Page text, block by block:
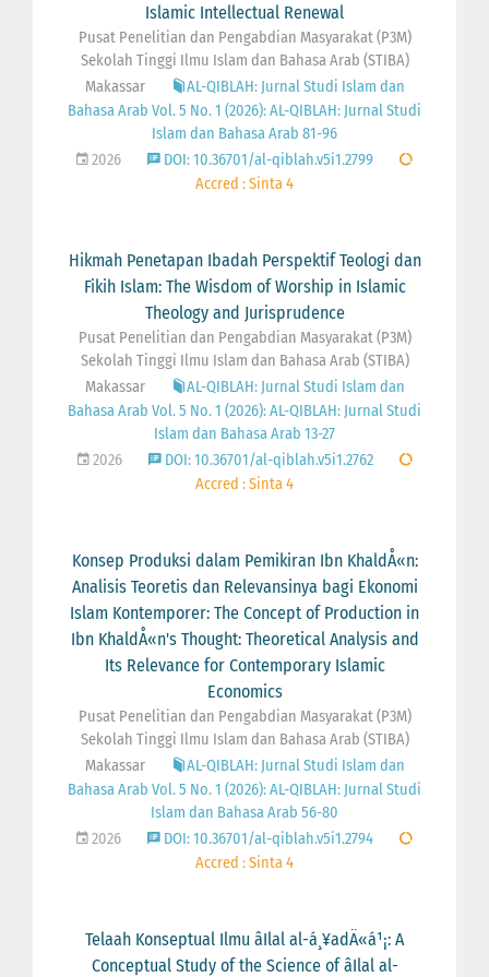
Islamic Intellectual Renewal
Pusat Penelitian dan Pengabdian Masyarakat (P3M)
Sekolah Tinggi Ilmu Islam dan Bahasa Arab (STIBA)
Makassar
AL-QIBLAH: Jurnal Studi Islam dan
Bahasa Arab Vol. 5 No. 1 (2026): AL-QIBLAH: Jurnal Studi
Islam dan Bahasa Arab 81-96
2026
DOI: 10.36701/al-qiblah.v5i1.2799
Accred : Sinta 4
Hikmah Penetapan Ibadah Perspektif Teologi dan
Fikih Islam: The Wisdom of Worship in Islamic
Theology and Jurisprudence
Pusat Penelitian dan Pengabdian Masyarakat (P3M)
Sekolah Tinggi Ilmu Islam dan Bahasa Arab (STIBA)
Makassar
AL-QIBLAH: Jurnal Studi Islam dan
Bahasa Arab Vol. 5 No. 1 (2026): AL-QIBLAH: Jurnal Studi
Islam dan Bahasa Arab 13-27
2026
DOI: 10.36701/al-qiblah.v5i1.2762
Accred : Sinta 4
Konsep Produksi dalam Pemikiran Ibn KhaldÅ«n:
Analisis Teoretis dan Relevansinya bagi Ekonomi
Islam Kontemporer: The Concept of Production in
Ibn KhaldÅ«n's Thought: Theoretical Analysis and
Its Relevance for Contemporary Islamic
Economics
Pusat Penelitian dan Pengabdian Masyarakat (P3M)
Sekolah Tinggi Ilmu Islam dan Bahasa Arab (STIBA)
Makassar
AL-QIBLAH: Jurnal Studi Islam dan
Bahasa Arab Vol. 5 No. 1 (2026): AL-QIBLAH: Jurnal Studi
Islam dan Bahasa Arab 56-80
2026
DOI: 10.36701/al-qiblah.v5i1.2794
Accred : Sinta 4
Telaah Konseptual Ilmu âIlal al-á¸¥adÄ«á¹¡: A
Conceptual Study of the Science of âIlal al-